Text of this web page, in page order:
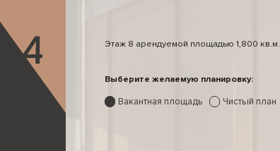
Этаж 8 арендуемой площадью 1,800 кв.м.
Выберите желаемую планировку:
Вакантная площадь Чистый план